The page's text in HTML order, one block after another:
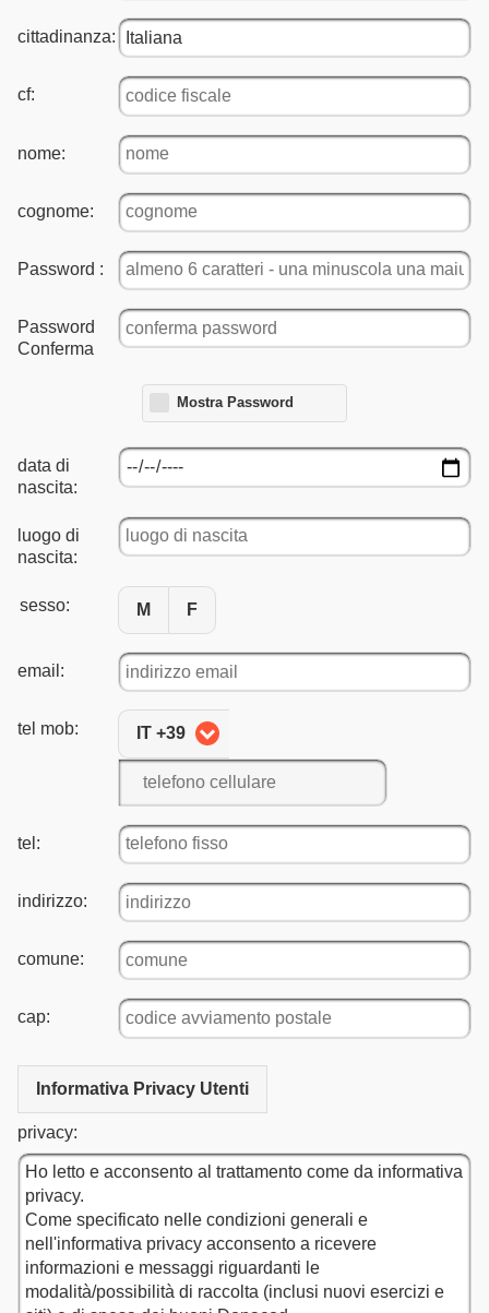
cittadinanza:
cf:
nome:
cognome:
Password :
Password
Conferma
Mostra Password
data di
nascita:
luogo di
nascita:
sesso: M F
email:
tel mob: IT +39
tel:
indirizzo:
comune:
cap:
Informativa Privacy Utenti
privacy: